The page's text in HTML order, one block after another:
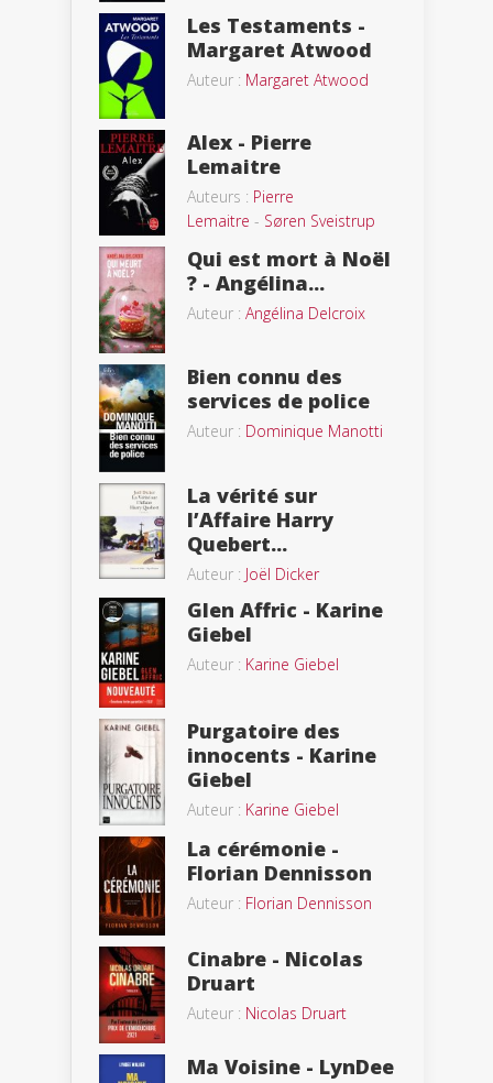
Les Testaments -
Margaret Atwood
Auteur : Margaret Atwood
Alex - Pierre
Lemaitre
Auteurs : Pierre
Lemaitre - Søren Sveistrup
Qui est mort à Noël
? - Angélina...
Auteur : Angélina Delcroix
Bien connu des
services de police
Auteur : Dominique Manotti
La vérité sur
l’Affaire Harry
Quebert...
Auteur : Joël Dicker
Glen Affric - Karine
Giebel
Auteur : Karine Giebel
Purgatoire des
innocents - Karine
Giebel
Auteur : Karine Giebel
La cérémonie -
Florian Dennisson
Auteur : Florian Dennisson
Cinabre - Nicolas
Druart
Auteur : Nicolas Druart
Ma Voisine - LynDee